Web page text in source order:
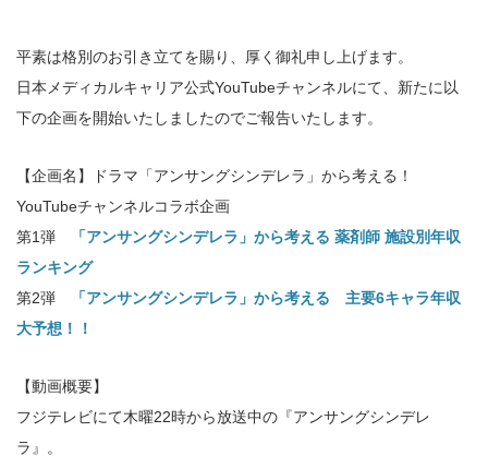
平素は格別のお引き立てを賜り、厚く御礼申し上げます。
日本メディカルキャリア公式YouTubeチャンネルにて、新たに以
下の企画を開始いたしましたのでご報告いたします。
【企画名】ドラマ「アンサングシンデレラ」から考える！
YouTubeチャンネルコラボ企画
第1弾
「アンサングシンデレラ」から考える 薬剤師 施設別年収
ランキング
第2弾
「アンサングシンデレラ」から考える 主要6キャラ年収
大予想！！
【動画概要】
フジテレビにて木曜22時から放送中の『アンサングシンデレ
ラ』。